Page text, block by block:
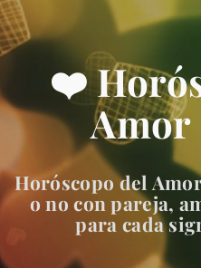
❤️
Horóscopo del
o no con pareja,
para cada